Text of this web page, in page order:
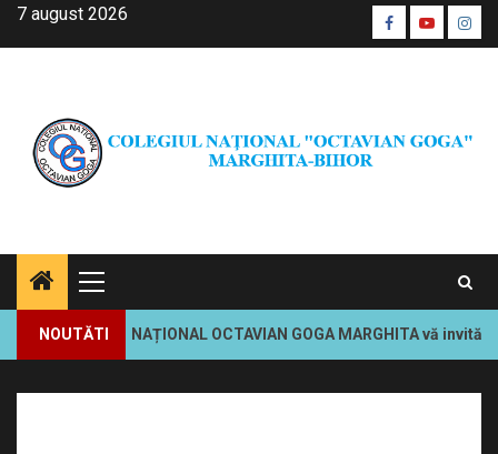
Skip7 august 2026 Facebook
Youtube
CŞE
Primary
Menu
NOUTĂTINAȚIONAL OCTAVIAN GOGA MARGHITA vă invită să